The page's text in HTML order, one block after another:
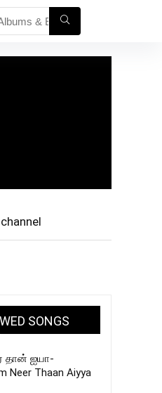
SONGS
தான் ஐயா-
Neer Thaan Aiyya